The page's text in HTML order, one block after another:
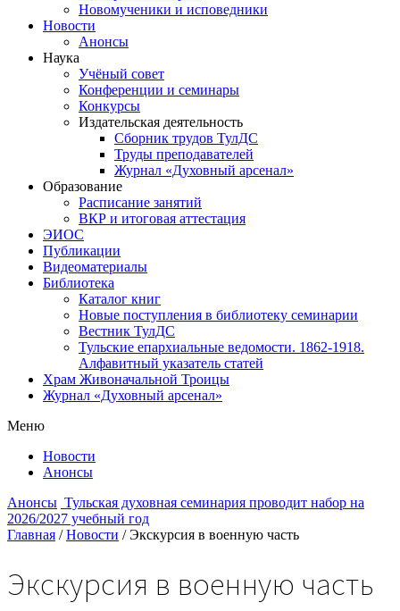
Новомученики и исповедники
Новости
Анонсы
Наука
Учёный совет
Конференции и семинары
Конкурсы
Издательская деятельность
Сборник трудов ТулДС
Труды преподавателей
Журнал «Духовный арсенал»
Образование
Расписание занятий
ВКР и итоговая аттестация
ЭИОС
Публикации
Видеоматериалы
Библиотека
Каталог книг
Новые поступления в библиотеку семинарии
Вестник ТулДС
Тульские епархиальные ведомости. 1862-1918.
Алфавитный указатель статей
Храм Живоначальной Троицы
Журнал «Духовный арсенал»
Меню
Новости
Анонсы
Анонсы Тульская духовная семинария проводит набор на
2026/2027 учебный год
Главная / Новости / Экскурсия в военную часть
Экскурсия в военную часть